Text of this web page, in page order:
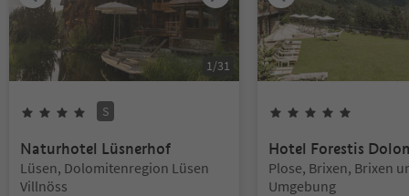
1 /31
Sterne
S
Naturhotel Lüsnerhof
Standort:
Lüsen, Dolomitenregion Lüsen
Villnöss
Hotel Forestis
Standort:
Plose, Brixen, Brixen
Umgebung